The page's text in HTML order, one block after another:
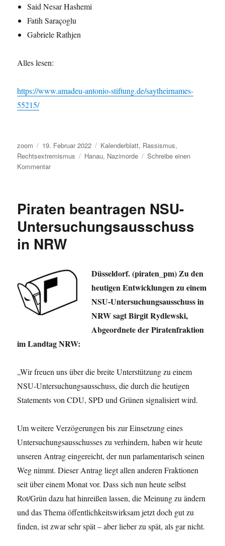
Said Nesar Hashemi
Fatih Saraçoglu
Gabriele Rathjen
Alles lesen:
https://www.amadeu-antonio-stiftung.de/saytheirnames-
55215/
Autor
zoom
Veröffentlicht
am
19. Februar 2022 Kategorien
Kalenderblatt, Rassismus,
Rechtsextremismus
Schlagwörter
Hanau, Nazimorde
Schreibe einen
Kommentarzu
2020:
Piraten beantragen NSU-
Untersuchungsausschuss
in NRW
Düsseldorf. (piraten_pm) Zu den
heutigen Entwicklungen zu einem
NSU-Untersuchungsausschuss in
NRW sagt Birgit Rydlewski,
Abgeordnete der Piratenfraktion
im Landtag NRW:
„Wir freuen uns über die breite Unterstützung zu einem
NSU-Untersuchungsausschuss, die durch die heutigen
Statements von CDU, SPD und Grünen signalisiert wird.
Um weitere Verzögerungen bis zur Einsetzung eines
Untersuchungsausschusses zu verhindern, haben wir heute
unseren Antrag eingereicht, der nun parlamentarisch seinen
Weg nimmt. Dieser Antrag liegt allen anderen Fraktionen
seit über einem Monat vor. Dass sich nun heute selbst
Rot/Grün dazu hat hinreißen lassen, die Meinung zu ändern
und das Thema öffentlichkeitswirksam jetzt doch gut zu
finden, ist zwar sehr spät – aber lieber zu spät, als gar nicht.